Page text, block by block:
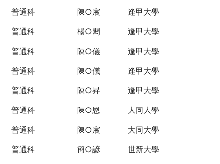
普通科 陳○宸
逢甲大學
普通科
楊○閎
逢甲大學
普通科
陳○儀
逢甲大學
普通科
陳○儀
逢甲大學
普通科
陳○昇
逢甲大學
普通科
陳○恩
大同大學
普通科
陳○宸
大同大學
普通科
簡○諺
世新大學